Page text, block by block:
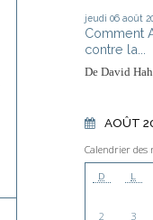
jeudi 06 août
Comment
contre la...
De David
AOÛT
Calendrier des
D L
2
3